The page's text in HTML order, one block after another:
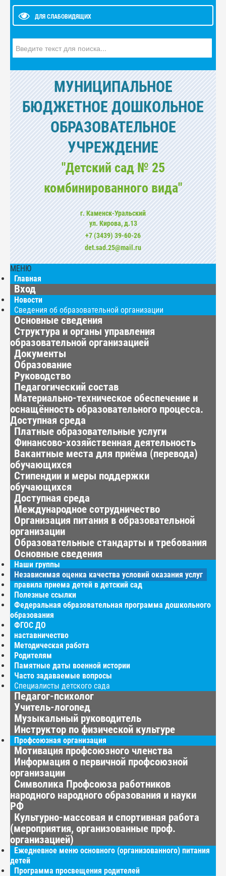
ДЛЯ СЛАБОВИДЯЩИХ
МУНИЦИПАЛЬНОЕ
БЮДЖЕТНОЕ ДОШКОЛЬНОЕ
ОБРАЗОВАТЕЛЬНОЕ
УЧРЕЖДЕНИЕ
"Детский сад № 25
комбинированного вида"
г. Каменск-Уральский
ул. Кирова, д.13
+7 (3439) 39-60-26
det.sad.25@mail.ru
МЕНЮ
Главная
Вход
Новости
Сведения об образовательной организации
Основные сведения
Структура и органы управления
образовательной организацией
Документы
Образование
Руководство
Педагогический состав
Материально-техническое обеспечение и
оснащённость образовательного процесса.
Доступная среда
Платные образовательные услуги
Финансово-хозяйственная деятельность
Вакантные места для приёма (перевода)
обучающихся
Стипендии и меры поддержки
обучающихся
Доступная среда
Международное сотрудничество
Организация питания в образовательной
организации
Образовательные стандарты и требования
Основные сведения
Наши группы
Независимая оценка качества условий оказания услуг
правила приема детей в детский сад
Полезные ссылки
Федеральная образовательная программа дошкольного
образования
ФГОС ДО
наставничество
Методическая работа
Родителям
Памятные даты военной истории
Часто задаваемые вопросы
Специалисты детского сада
Педагог-психолог
Учитель-логопед
Музыкальный руководитель
Инструктор по физической культуре
Профсоюзная организация
Мотивация профсоюзного членства
Информация о первичной профсоюзной
организации
Символика Профсоюза работников
народного народного образования и науки
РФ
Культурно-массовая и спортивная работа
(мероприятия, организованные проф.
организацией)
Ежедневное меню основного (организованного) питания
детей
Программа просвещения родителей